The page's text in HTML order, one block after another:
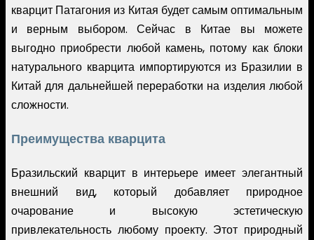
кварцит Патагония из Китая будет самым оптимальным
и верным выбором. Сейчас в Китае вы можете
выгодно приобрести любой камень, потому как блоки
натурального кварцита импортируются из Бразилии в
Китай для дальнейшей переработки на изделия любой
сложности.
Преимущества кварцита
Бразильский кварцит в интерьере имеет элегантный
внешний вид, который добавляет природное
очарование и высокую эстетическую
привлекательность любому проекту. Этот природный